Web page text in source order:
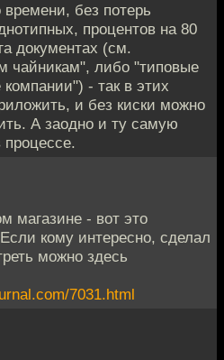
без потерь
процентов на 80
документах (см.
чайникам", либо "типовые
- так в этих
и без киски можно
А заодно и ту самую
процессе.
магазине - вот это
кому интересно, сделал
можно здесь
7031.html